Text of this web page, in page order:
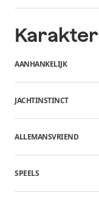
Karakter
AANHANKELIJK
JACHTINSTINCT
ALLEMANSVRIEND
SPEELS